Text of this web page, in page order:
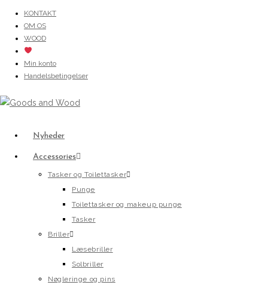
content
KONTAKT
OM OS
WOOD
Min konto
Handelsbetingelser
Nyheder
Accessories
Tasker og Toilettasker
Punge
Toilettasker og makeup punge
Tasker
Briller
Læsebriller
Solbriller
Nøgleringe og pins